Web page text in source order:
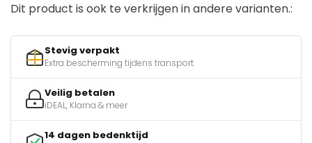
Dit product is ook te verkrijgen in andere varianten.:
Stevig verpakt
Extra bescherming tijdens transport
Veilig betalen
iDEAL, Klarna & meer
14 dagen bedenktijd